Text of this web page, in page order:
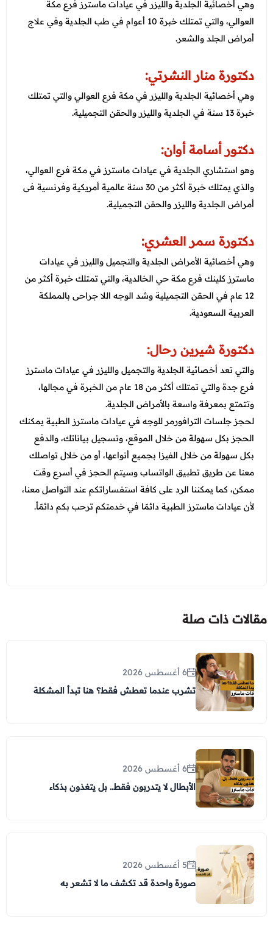
وهي أخصائية الجلدية والليزر في عيادات ماسترز فرع مكة
العوالي، والتي تمتلك خبرة 10 أعوام في طب الجلدية وفي علاج
أمراض الجلد والشعر.
دكتورة منار النشرتي :
وهي أخصائية الجلدية والليزر في مكة فرع العوالي والتي تمتلك
خبرة 13 سنة في الجلدية والليزر والحقن التجميلية.
دكتور أسامة أوان:
وهو استشاري الجلدية في عيادات ماسترز في مكة فرع العوالي،
والذي يمتلك خبرة أكثر من 30 سنة عالمية أمريكية وفرنسية فى
أمراض الجلدية والليزر والحقن التجميلية.
دكتورة سمر العشري:
وهي أخصائية الأمراض الجلدية والتجميل والليزر في عيادات
ماسترز كلينك فرع مكة حي الخالدية، والتي تمتلك خبرة أكثر من
12 عام في الحقن التجميلية وشد الوجه اللا جراحى بالمملكة
العربية السعودية.
دكتورة شيرين رحال:
والتي تعد أخصائية الجلدية والتجميل والليزر في عيادات ماسترز
فرع جدة والتي تمتلك أكثر من 18 عام من الخبرة في مجالها،
وتتمتع بمعرفة واسعة بالأمراض الجلدية.
لحجز جلسات الترافورمر للوجه في عيادات ماسترز الطبية يمكنك
الحجز بكل سهولة من خلال الموقع، وتسجيل بياناتك، والدفع
بكل سهولة من خلال الفيزا بجميع أنواعها، أو من خلال تواصلك
معنا عن طريق تطبيق الواتساب وسيتم الحجز في أسرع وقت
ممكن، كما يمكننا الرد على كافة استفساراتكم عند التواصل معنا،
لأن عيادات ماسترز الطبية دائمًا في خدمتكم ترحب بكم دائمًأ.
مقالات ذات صلة
6 أغسطس 2026
تشرب عندما تعطش فقط؟ هنا تبدأ المشكلة
6 أغسطس 2026
الأبطال لا يتدربون فقط.. بل يتغذون بذكاء
5 أغسطس 2026
صورة واحدة قد تكشف ما لا تشعر به